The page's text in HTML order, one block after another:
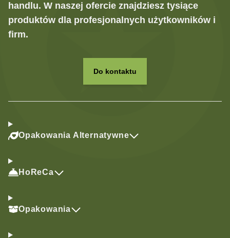
handlu. W naszej ofercie znajdziesz tysiące
produktów dla profesjonalnych użytkowników i
firm.
Do kontaktu
Opakowania Alternatywne
HoReCa
Opakowania